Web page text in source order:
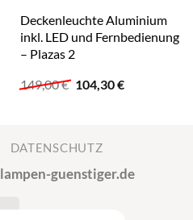
Deckenleuchte Aluminium
inkl. LED und Fernbedienung
– Plazas 2
149,00€ Ursprünglicher
Preis
104,30€Aktueller
DATENSCHUTZ
lampen-guenstiger.de